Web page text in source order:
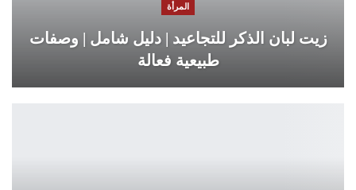
المرأة
زيت لبان الذكر للتجاعيد | دليل شامل | وصفات
طبيعية فعالة